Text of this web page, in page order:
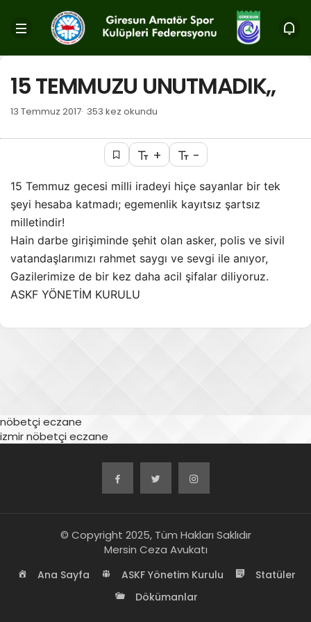
15 TEMMUZU UNUTMADIK,,
13 Temmuz 2017 353 kez okundu
+ -
15 Temmuz gecesi milli iradeyi hiçe sayanlar bir tek
şeyi hesaba katmadı; egemenlik kayıtsız şartsız
milletindir!
Hain darbe girişiminde şehit olan asker, polis ve sivil
vatandaşlarımızı rahmet saygı ve sevgi ile anıyor,
Gazilerimize de bir kez daha acil şifalar diliyoruz.
ASKF YÖNETİM KURULU
nöbetçi eczane
izmir nöbetçi eczane
© Copyright 2025, Tüm Hakları Saklıdır
Mersin Ceza Avukatı
Ana Sayfa ASKF Yönetim Kurulu
Statüler
Dökümanlar